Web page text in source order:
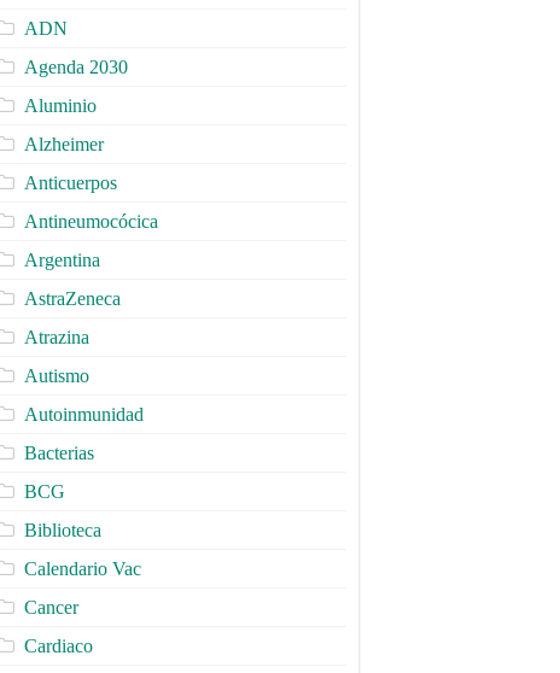
ADN
Agenda 2030
Aluminio
Alzheimer
Anticuerpos
Antineumocócica
Argentina
AstraZeneca
Atrazina
Autismo
Autoinmunidad
Bacterias
BCG
Biblioteca
Calendario Vac
Cancer
Cardiaco